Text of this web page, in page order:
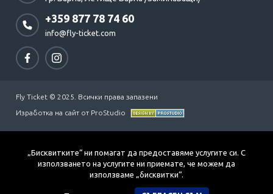
+359 877 78 74 60
info@fly-ticket.com
Fly Ticket © 2025. Всички права запазени
Изработка на сайт от ProStudio
„Бисквитките“ ни помагат да предоставяме услугите си. С
използването на услугите ни приемате, че можем да
използваме „бисквитки“.